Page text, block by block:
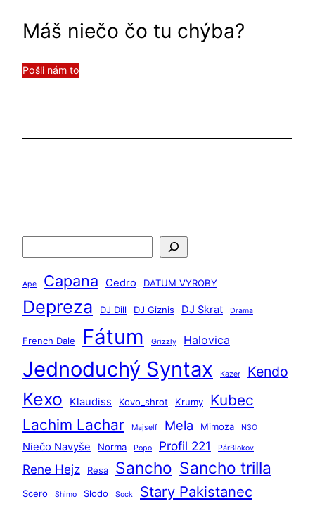
Máš niečo čo tu chýba?
Pošli nám to
a
d
a
ť
Ape Capana Cedro DATUM VYROBY
Depreza DJ Dill DJ Giznis DJ Skrat Drama
French Dale Fátum Grizzly Halovica
Jednoduchý Syntax Kazer Kendo
Kexo Klaudiss Kovo_shrot Krumy
Kubec
Lachim Lachar
Majself Mela Mimoza N3O
Niečo Navyše Norma Popo Profil 221 PárBlokov
Rene Hejz Resa Sancho Sancho trilla
Scero Shimo Slodo Sock Stary Pakistanec